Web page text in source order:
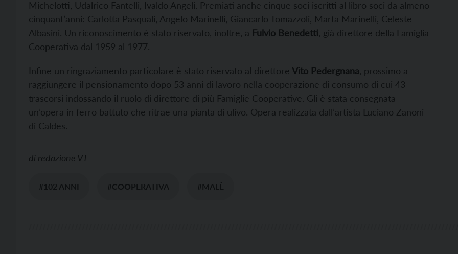
Michelotti, Udalrico Fantelli, Ivaldo Angeli. Premiati anche cinque soci iscritti al libro soci da almeno
cinquant’anni: Carlotta Pasquali, Angelo Marinelli, Giancarlo Tomazzoli, Marta Marinelli, Celeste
Albasini. Un riconoscimento è stato riservato, inoltre, a Fulvio Benedetti , già direttore della Famiglia
Cooperativa dal 1959 al 1977.
Infine un ringraziamento particolare è stato riservato al direttore Vito Pedergnana , prossimo a
raggiungere il pensionamento dopo 53 anni di lavoro nella cooperazione di consumo di cui 43
trascorsi indossando il ruolo di direttore di più Famiglie Cooperative. Gli è stata consegnata
un’opera in ferro battuto che ritrae una pianta di ulivo. Opera realizzata dall’artista Luciano Zanoni
di Caldes.
di redazione VT
#102 ANNI #COOPERATIVA #MALÈ